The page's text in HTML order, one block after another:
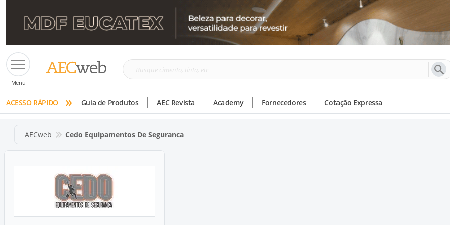
Menu
Busque
tinta,
etc
ACESSO RÁPIDO » Guia de Produtos AEC Revista Academy Fornecedores Cotação Expressa
AECweb Cedo Equipamentos De Seguranca